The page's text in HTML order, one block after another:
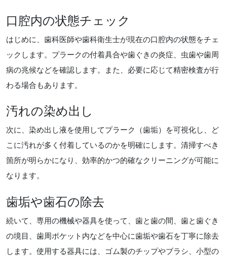
口腔内の状態チェック
はじめに、歯科医師や歯科衛生士が現在の口腔内の状態をチェ
ックします。プラークの付着具合や歯ぐきの炎症、虫歯や歯周
病の兆候などを確認します。また、必要に応じて精密検査が行
わる場合もあります。
汚れの染め出し
次に、染め出し液を使用してプラーク（歯垢）を可視化し、ど
こに汚れが多く付着しているのかを明確にします。清掃すべき
箇所が明らかになり、効率的かつ的確なクリーニングが可能に
なります。
歯垢や歯石の除去
続いて、専用の機械や器具を使って、歯と歯の間、歯と歯ぐき
の境目、歯周ポケット内などを中心に歯垢や歯石を丁寧に除去
します。使用する器具には、ゴム製のチップやブラシ、小型の